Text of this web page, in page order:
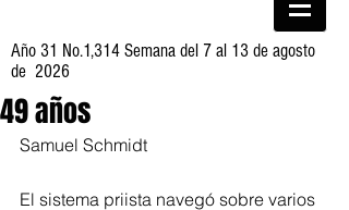
Año 31 No.1,314 Semana del 7 al 13 de agosto
de 2026
49 años
Samuel Schmidt
El sistema priista navegó sobre varios